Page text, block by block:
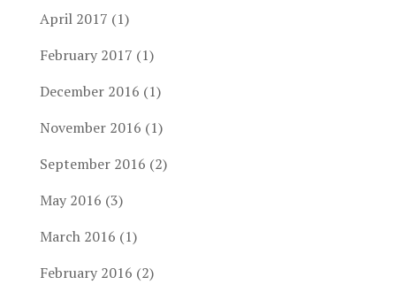
April 2017 (1)
February 2017 (1)
December 2016 (1)
November 2016 (1)
September 2016 (2)
May 2016 (3)
March 2016 (1)
February 2016 (2)